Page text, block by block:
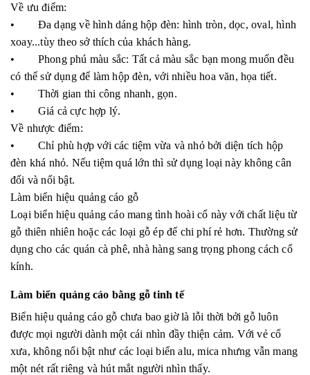
Về ưu điểm:
• Đa dạng về hình dáng hộp đèn: hình tròn, dọc, oval, hình
xoay...tùy theo sở thích của khách hàng.
• Phong phú màu sắc: Tất cả màu sắc bạn mong muốn đều
có thể sử dụng để làm hộp đèn, với nhiều hoa văn, họa tiết.
• Thời gian thi công nhanh, gọn.
• Giá cả cực hợp lý.
Về nhược điểm:
• Chỉ phù hợp với các tiệm vừa và nhỏ bởi diện tích hộp
đèn khá nhỏ. Nếu tiệm quá lớn thì sử dụng loại này không cân
đối và nổi bật.
Làm biển hiệu quảng cáo gỗ
Loại biển hiệu quảng cáo mang tình hoài cổ này với chất liệu từ
gỗ thiên nhiên hoặc các loại gỗ ép để chi phí rẻ hơn. Thường sử
dụng cho các quán cà phê, nhà hàng sang trọng phong cách cổ
kính.
Làm biển quảng cáo bằng gỗ tinh tế
Biển hiệu quảng cáo gỗ chưa bao giờ là lỗi thời bởi gỗ luôn
được mọi người dành một cái nhìn đầy thiện cảm. Với vẻ cổ
xưa, không nổi bật như các loại biển alu, mica nhưng vẫn mang
một nét rất riêng và hút mắt người nhìn thấy.